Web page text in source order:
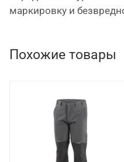
маркировку и
Похожие товары